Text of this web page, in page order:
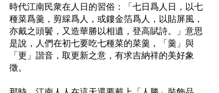
時代江南民衆在人日的習俗：「七日爲人日，以七
種菜爲羹，剪綵爲人，或鏤金箔爲人，以貼屏風，
亦戴之頭鬢，又造華勝以相遺，登高賦詩。」意思
是說，人們在初七要吃七種菜的菜羹，「羹」與
「更」諧音，取更新之意，有求吉納祥的美好象
徵。